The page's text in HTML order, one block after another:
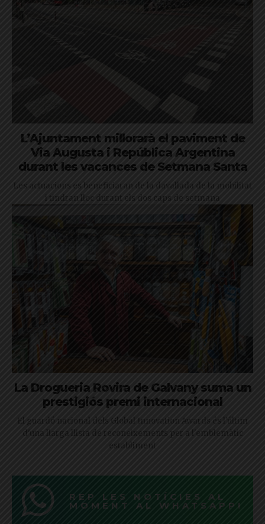
L’Ajuntament millorarà el paviment de
Via Augusta i República Argentina
durant les vacances de Setmana Santa
Les actuacions es beneficiaran de la davallada de la mobilitat
i tindran lloc durant els dos caps de setmana
La Drogueria Rovira de Galvany suma un
prestigiós premi internacional
El guardó nacional dels Global Innovation Awards és l'últim
d'una llarga llista de reconeixements per a l'emblemàtic
establiment
REP LES NOTÍCIES AL
MOMENT AL WHATSAPP!